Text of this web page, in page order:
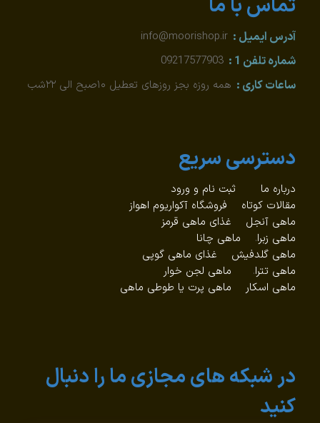
تماس با ما
آدرس ایمیل : info@moorishop.ir
شماره تلفن 1 : 09217577903
ساعات کاری : همه روزه بجز روزهای تعطیل ۱۰صبح الی ۲۲شب
دسترسی سریع
درباره ما
ثبت نام و ورود
مقالات کوتاه
فروشگاه آکواریوم اهواز
ماهی آنجل
غذای ماهی قرمز
ماهی زبرا. ماهی چانا
ماهی گلدفیش
غذای ماهی گوپی
ماهی تترا. ماهی لجن خوار
ماهی اسکار
ماهی پرت یا طوطی ماهی
در شبکه های مجازی ما را دنبال
کنید